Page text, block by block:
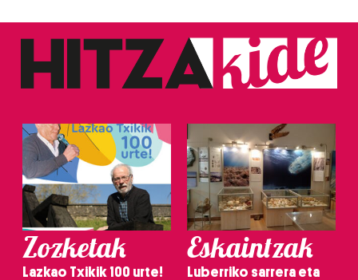
Zozketak
Lazkao Txikik 100 urte!
Eskaintzak
Luberriko sarrera eta